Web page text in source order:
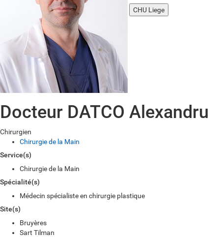
CHU Liege
Docteur DATCO Alexandru
Chirurgien
Chirurgie de la Main
Service(s)
Chirurgie de la Main
Spécialité(s)
Médecin spécialiste en chirurgie plastique
Site(s)
Bruyères
Sart Tilman